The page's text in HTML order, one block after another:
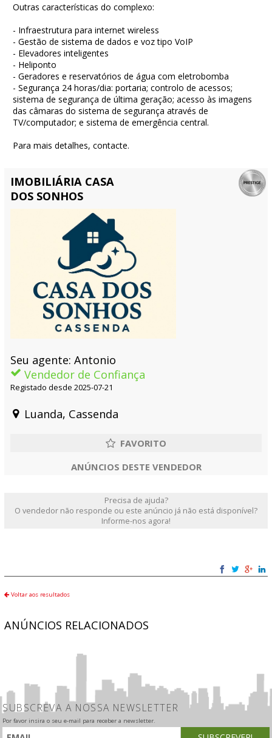
Outras características do complexo:
- Infraestrutura para internet wireless
- Gestão de sistema de dados e voz tipo VoIP
- Elevadores inteligentes
- Heliponto
- Geradores e reservatórios de água com eletrobomba
- Segurança 24 horas/dia: portaria; controlo de acessos;
sistema de segurança de última geração; acesso às imagens
das câmaras do sistema de segurança através de
TV/computador; e sistema de emergência central.
Para mais detalhes, contacte.
IMOBILIÁRIA CASA
DOS SONHOS
Seu agente: Antonio
Vendedor de Confiança
Registado desde 2025-07-21
Luanda, Cassenda
ANÚNCIOS DESTE VENDEDOR
Precisa de ajuda?
O vendedor não responde ou este anúncio já não está disponível?
Informe-nos agora!
Voltar aos resultados
ANÚNCIOS RELACIONADOS
SUBSCREVA A NOSSA NEWSLETTER
Por favor insira o seu e-mail para receber a newsletter.